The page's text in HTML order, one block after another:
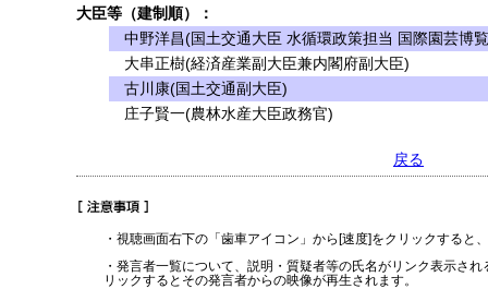
大臣等（建制順）：
中野洋昌(国土交通大臣 水循環政策担当 国際園芸博
大串正樹(経済産業副大臣兼内閣府副大臣)
古川康(国土交通副大臣)
庄子賢一(農林水産大臣政務官)
戻る
・視聴画面右下の「歯車アイコン」から[速度]をクリックすると
・発言者一覧について、説明・質疑者等の氏名がリンク表示さ
リックするとその発言者からの映像が再生されます。